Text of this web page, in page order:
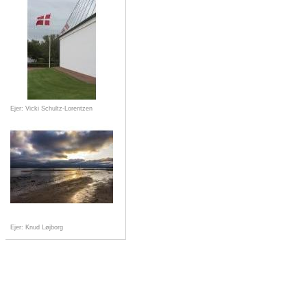
Ejer: Vicki Schultz-Lorentzen
Ejer: Knud Løjborg